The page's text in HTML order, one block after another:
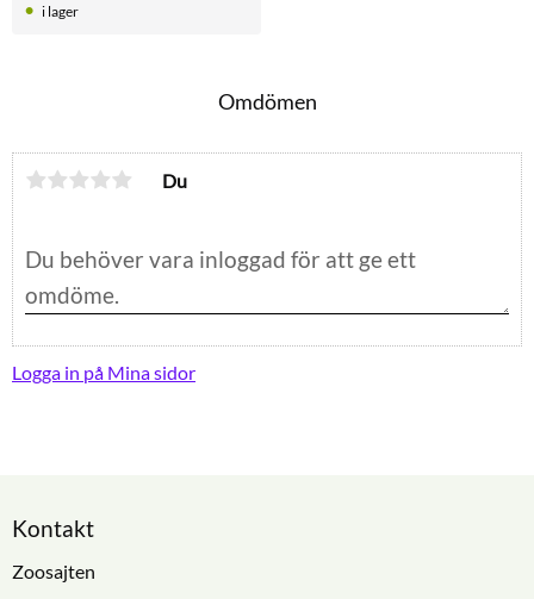
värmande.
i lager
Omdömen
Du
Logga in på Mina sidor
Kontakt
Zoosajten